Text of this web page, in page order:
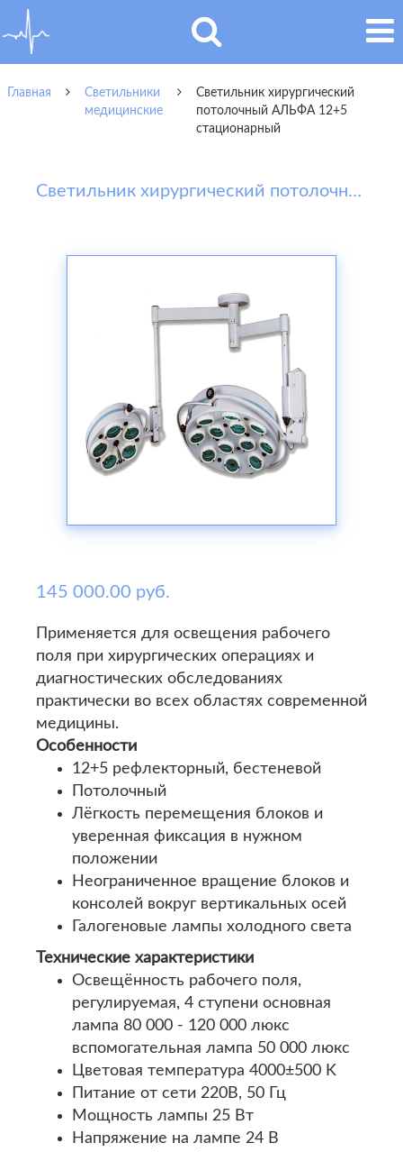
Главная
Светильники
медицинские
Светильник хирургический
потолочный АЛЬФА 12+5
стационарный
Светильник хирургический потолочный АЛЬФА 12+5 стационарный
145 000.00 руб.
Применяется для освещения рабочего
поля при хирургических операциях и
диагностических обследованиях
практически во всех областях современной
медицины.
Особенности
12+5 рефлекторный, бестеневой
Потолочный
Лёгкость перемещения блоков и
уверенная фиксация в нужном
положении
Неограниченное вращение блоков и
консолей вокруг вертикальных осей
Галогеновые лампы холодного света
Технические характеристики
Освещённость рабочего поля,
регулируемая, 4 ступени основная
лампа 80 000 - 120 000 люкс
вспомогательная лампа 50 000 люкс
Цветовая температура 4000±500 K
Питание от сети 220В, 50 Гц
Мощность лампы 25 Вт
Напряжение на лампе 24 В